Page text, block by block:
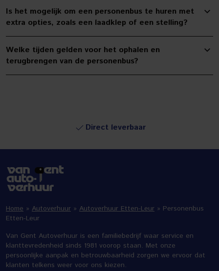
Is het mogelijk om een personenbus te huren met
extra opties, zoals een laadklep of een stelling?
Welke tijden gelden voor het ophalen en
terugbrengen van de personenbus?
Direct leverbaar
Home » Autoverhuur » Autoverhuur Etten-Leur » Personenbus
Etten-Leur
Van Gent Autoverhuur is een familiebedrijf waar service en
klanttevredenheid sinds 1981 voorop staan. Met onze
persoonlijke aanpak en betrouwbaarheid zorgen we ervoor dat
klanten telkens weer voor ons kiezen.